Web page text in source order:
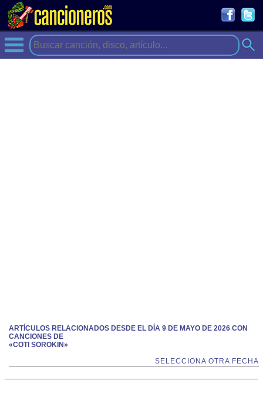
ARTÍCULOS RELACIONADOS DESDE EL DÍA 9 DE MAYO DE 2026 CON
CANCIONES DE
«COTI SOROKIN»
SELECCIONA OTRA FECHA